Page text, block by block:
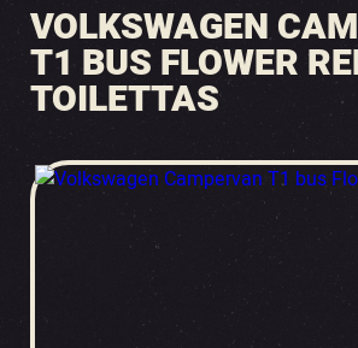
VOLKSWAGEN
T1 BUS FLOWER
TOILETTAS